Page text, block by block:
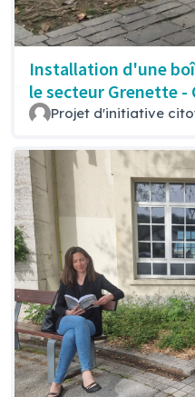
Installation d'une
le secteur Grenette -
Projet d'initiative